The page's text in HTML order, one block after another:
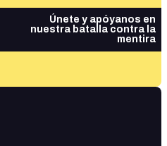
Únete y apóyanos en
nuestra batalla contra la
mentira